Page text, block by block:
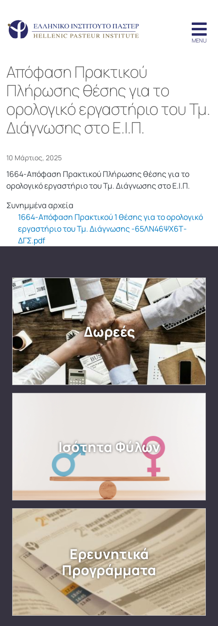
Απόφαση Πρακτικού
Πλήρωσης θέσης για το
ορολογικό εργαστήριο του Τμ.
Διάγνωσης στο Ε.Ι.Π.
10 Μάρτιος, 2025
1664-Απόφαση Πρακτικού Πλήρωσης θέσης για το
ορολογικό εργαστήριο του Τμ. Διάγνωσης στο Ε.Ι.Π.
Συνημμένα αρχεία
1664-Απόφαση Πρακτικού 1 θέσης για το ορολογικό
εργαστήριο του Τμ. Διάγνωσης -65ΛΝ46ΨΧ6Τ-
ΔΓΣ.pdf
Δωρεές
Ισότητα Φύλων
Ερευνητικά
Προγράμματα